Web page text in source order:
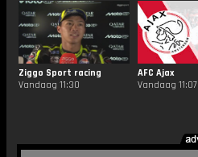
Ziggo Sport racing
Vandaag 11:30
AFC Ajax
Vandaag 11:07